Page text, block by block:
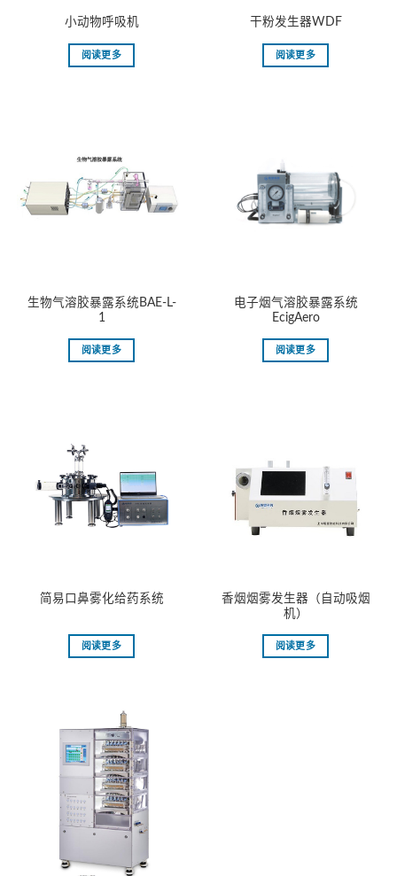
小动物呼吸机
阅读更多
干粉发生器WDF
阅读更多
生物气溶胶暴露系统BAE-L-
1
阅读更多
电子烟气溶胶暴露系统
EcigAero
阅读更多
简易口鼻雾化给药系统
阅读更多
香烟烟雾发生器（自动吸烟
机）
阅读更多